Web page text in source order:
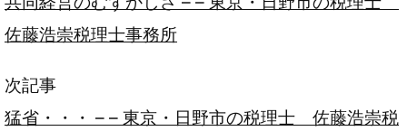
佐藤浩崇税理士事務所
次記事
猛省・・・ – – 東京・日野市の税理士 佐藤浩崇税